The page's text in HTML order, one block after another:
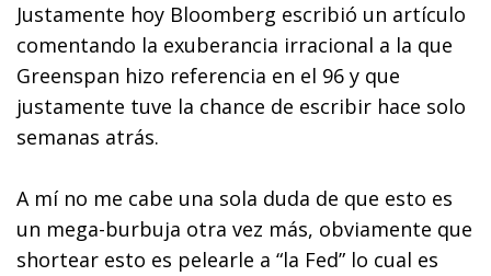
Justamente hoy Bloomberg escribió un artículo
comentando la exuberancia irracional a la que
Greenspan hizo referencia en el 96 y que
justamente tuve la chance de escribir hace solo
semanas atrás.
A mí no me cabe una sola duda de que esto es
un mega-burbuja otra vez más, obviamente que
shortear esto es pelearle a “la Fed” lo cual es